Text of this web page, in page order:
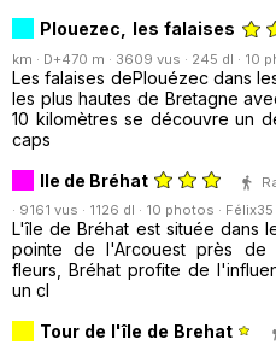
Plouezec, les falaises
km · D+470 m · 3609 vus · 245 dl · 10
Les falaises dePlouézec dans
les plus hautes de Bretagne
10 kilomètres se découvre un
caps
Ile de Bréhat
· 9161 vus · 1126 dl · 10 photos · Félix35
L'île de Bréhat est située dans
pointe de l'Arcouest près de
fleurs, Bréhat profite de
un cl
Tour de l'île de Brehat